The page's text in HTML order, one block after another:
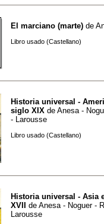
El marciano (marte) de
Libro usado (Castellano)
Historia universal -
siglo XIX de Anesa -
- Larousse
Libro usado (Castellano)
Historia universal - Asia
XVII
de Anesa - Noguer -
Larousse